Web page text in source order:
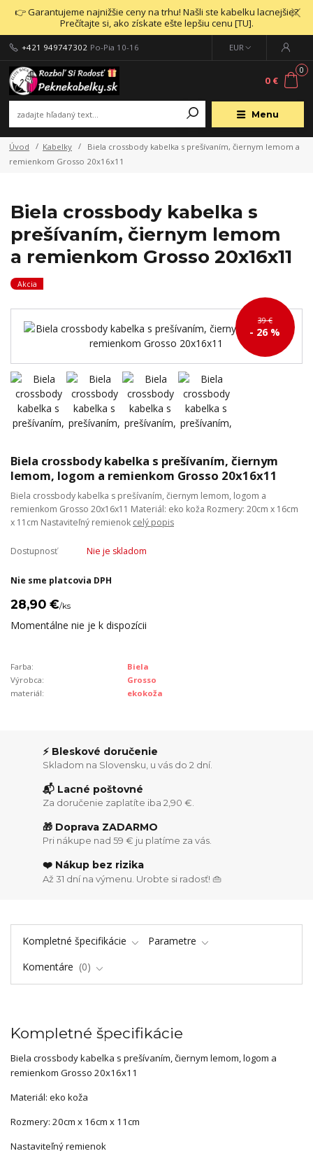
👉 Garantujeme najnižšie ceny na trhu! Našli ste kabelku lacnejšie?
Prečítajte si, ako získate ešte lepšiu cenu [TU].
Menu
EUR
+421 949747302 Po-Pia 10-16
0
0 €
Úvod Kabelky
Biela crossbody kabelka s prešívaním, čiernym lemom a
remienkom Grosso 20x16x11
Biela crossbody kabelka s
prešívaním, čiernym lemom
a remienkom Grosso 20x16x11
Akcia
39 €
- 26 %
Biela crossbody kabelka s prešívaním, čiernym
lemom, logom a remienkom Grosso 20x16x11
Biela crossbody kabelka s prešívaním, čiernym lemom, logom a
remienkom Grosso 20x16x11 Materiál: eko koža Rozmery: 20cm x 16cm
x 11cm Nastaviteľný remienok celý popis
Dostupnosť Nie je skladom
Nie sme platcovia DPH
28,90 €/ks
Momentálne nie je k dispozícii
Farba:
Biela
Výrobca:
Grosso
materiál:
ekokoža
⚡ Bleskové doručenie
Skladom na Slovensku, u vás do 2 dní.
📬 Lacné poštovné
Za doručenie zaplatíte iba 2,90 €.
🎁 Doprava ZADARMO
Pri nákupe nad 59 € ju platíme za vás.
❤️ Nákup bez rizika
Až 31 dní na výmenu. Urobte si radosť! 👜
Kompletné špecifikácie
Parametre
Komentáre
0
Kompletné špecifikácie
Biela crossbody kabelka s prešívaním, čiernym lemom, logom a
remienkom Grosso 20x16x11
Materiál: eko koža
Rozmery: 20cm x 16cm x 11cm
Nastaviteľný remienok